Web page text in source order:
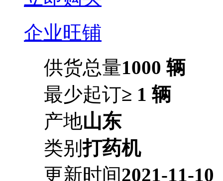
企业旺铺
供货总量1000 辆
最少起订≥ 1 辆
产地山东
类别打药机
更新时间2021-11-10